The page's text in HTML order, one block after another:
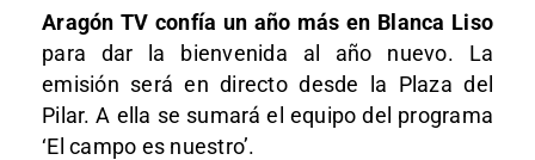
Aragón TV confía un año más en Blanca Liso
para dar la bienvenida al año nuevo. La
emisión será en directo desde la Plaza del
Pilar. A ella se sumará el equipo del programa
‘El campo es nuestro’.